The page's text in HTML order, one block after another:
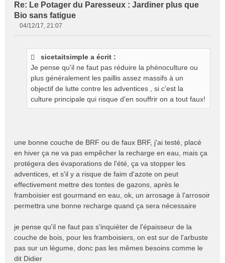
Re: Le Potager du Paresseux : Jardiner plus que
Bio sans fatigue
04/12/17, 21:07
sicetaitsimple a écrit :
Je pense qu'il ne faut pas réduire la phénoculture ou
plus généralement les paillis assez massifs à un
objectif de lutte contre les adventices , si c'est la
culture principale qui risque d'en souffrir on a tout faux!
une bonne couche de BRF ou de faux BRF, j'ai testé, placé
en hiver ça ne va pas empêcher la recharge en eau, mais ça
protégera des évaporations de l'été, ça va stopper les
adventices, et s'il y a risque de faim d'azote on peut
effectivement mettre des tontes de gazons, après le
framboisier est gourmand en eau, ok, un arrosage à l'arrosoir
permettra une bonne recharge quand ça sera nécessaire
je pense qu'il ne faut pas s'inquiéter de l'épaisseur de la
couche de bois, pour les framboisiers, on est sur de l'arbuste
pas sur un légume, donc pas les mêmes besoins comme le
dit Didier